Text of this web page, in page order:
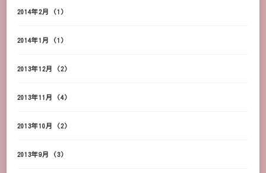
2014年2月 (1)
2014年1月 (1)
2013年12月 (2)
2013年11月 (4)
2013年10月 (2)
2013年9月 (3)